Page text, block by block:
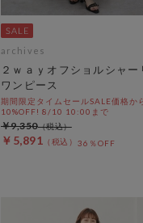
archives
２ｗａｙオフショルシャー
ワンピース
期間限定タイムセールSALE価格か
10%OFF! 8/10 10:00まで
￥5,891 36％OFF
￥9,350